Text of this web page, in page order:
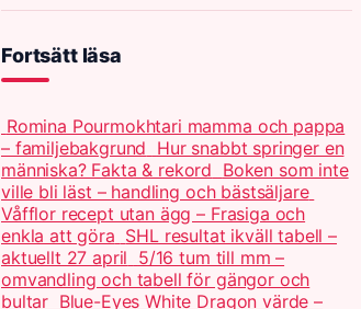
Fortsätt läsa
Romina Pourmokhtari mamma och pappa
– familjebakgrund Hur snabbt springer en
människa? Fakta & rekord Boken som inte
ville bli läst – handling och bästsäljare
Våfflor recept utan ägg – Frasiga och
enkla att göra SHL resultat ikväll tabell –
aktuellt 27 april 5/16 tum till mm –
omvandling och tabell för gängor och
bultar Blue-Eyes White Dragon värde –